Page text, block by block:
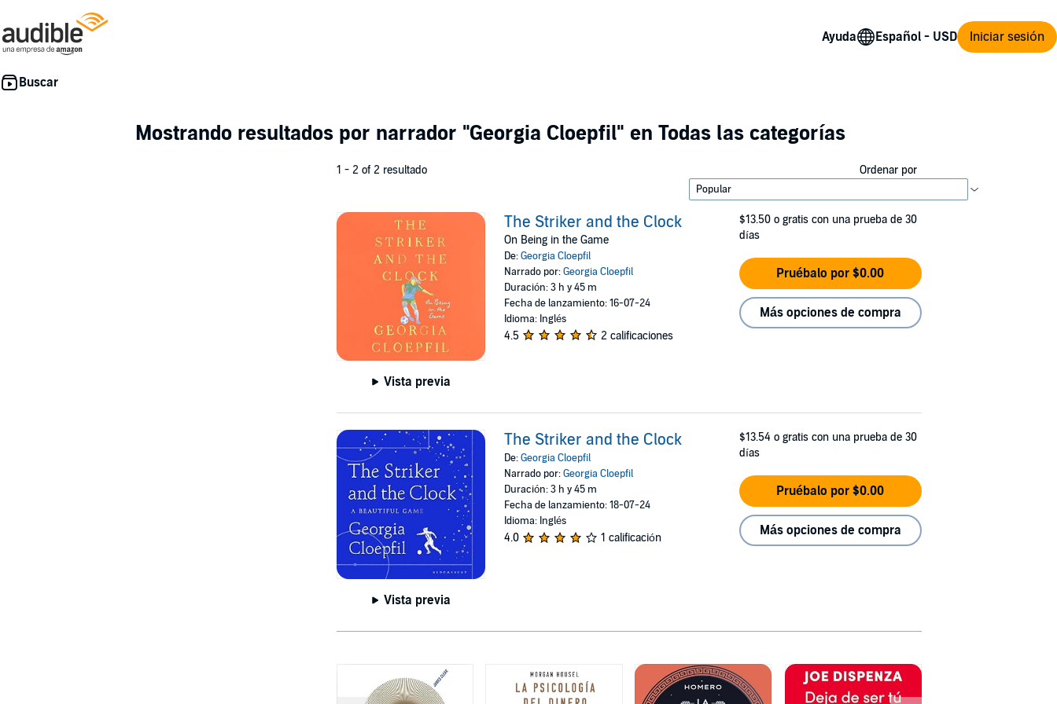
Ayuda Iniciar sesión
Mostrando resultados por narrador "Georgia Cloepfil" en Todas las categorías
1 - 2 of 2 resultado Ordenar por
Vista previa
The Striker and the Clock
On Being in the Game
De:Georgia Cloepfil
Narrado por:Georgia Cloepfil
Duración: 3 h y 45 m
Fecha de lanzamiento: 16-07-24
Idioma: Inglés
4.5 2 calificaciones
$13.50 o gratis con una prueba de 30
días
Pruébalo por $0.00
Más opciones de compra
Vista previa
The Striker and the Clock
De:Georgia Cloepfil
Narrado por:Georgia Cloepfil
Duración: 3 h y 45 m
Fecha de lanzamiento: 18-07-24
Idioma: Inglés
4.0 1 calificación
$13.54 o gratis con una prueba de 30
días
Pruébalo por $0.00
Más opciones de compra